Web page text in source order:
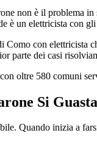
non è il problema
è un elettricista con
con elettricista
parte dei casi
oltre 580 comuni
Si
Quando inizia a